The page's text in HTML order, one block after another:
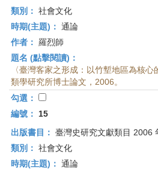
類別： 社會文化
時期(主題)： 通論
作者： 羅烈師
題名 (點擊閱讀)：
〈臺灣客家之形成：以竹塹地區為核
類學研究所博士論文，2006。
勾選：
編號：
15
出版書目： 臺灣史研究文獻類目 2006
類別： 社會文化
時期(主題)： 通論